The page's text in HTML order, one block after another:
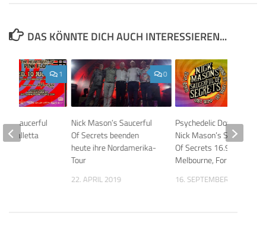
DAS KÖNNTE DICH AUCH INTERESSIEREN...
0
Nick Mason’s Saucerful
Of Secrets beenden
heute ihre Nordamerika-
Tour
22. APRIL 2019
Psychedelic Down Under:
Nick Mason’s Saucerful
Of Secrets 16.9.2023
Melbourne, Forum
16. SEPTEMBER 2023
1
Saucerful
in Valletta